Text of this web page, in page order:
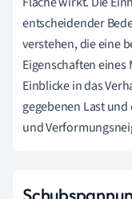
entscheidender
verstehen, die eine
Eigenschaften eines
Einblicke in das
gegebenen Last
und